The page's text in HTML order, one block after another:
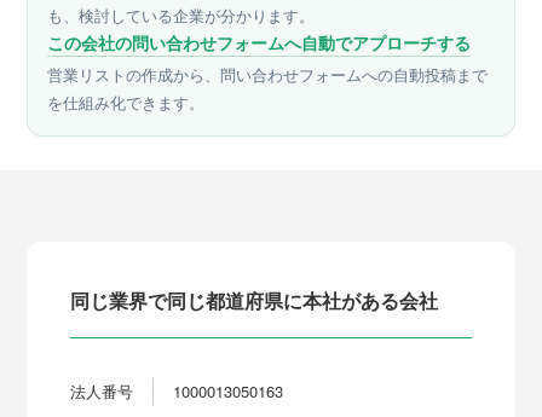
も、検討している企業が分かります。
この会社の問い合わせフォームへ自動でアプローチする
営業リストの作成から、問い合わせフォームへの自動投稿まで
を仕組み化できます。
同じ業界で同じ都道府県に本社がある会社
法人番号 1000013050163